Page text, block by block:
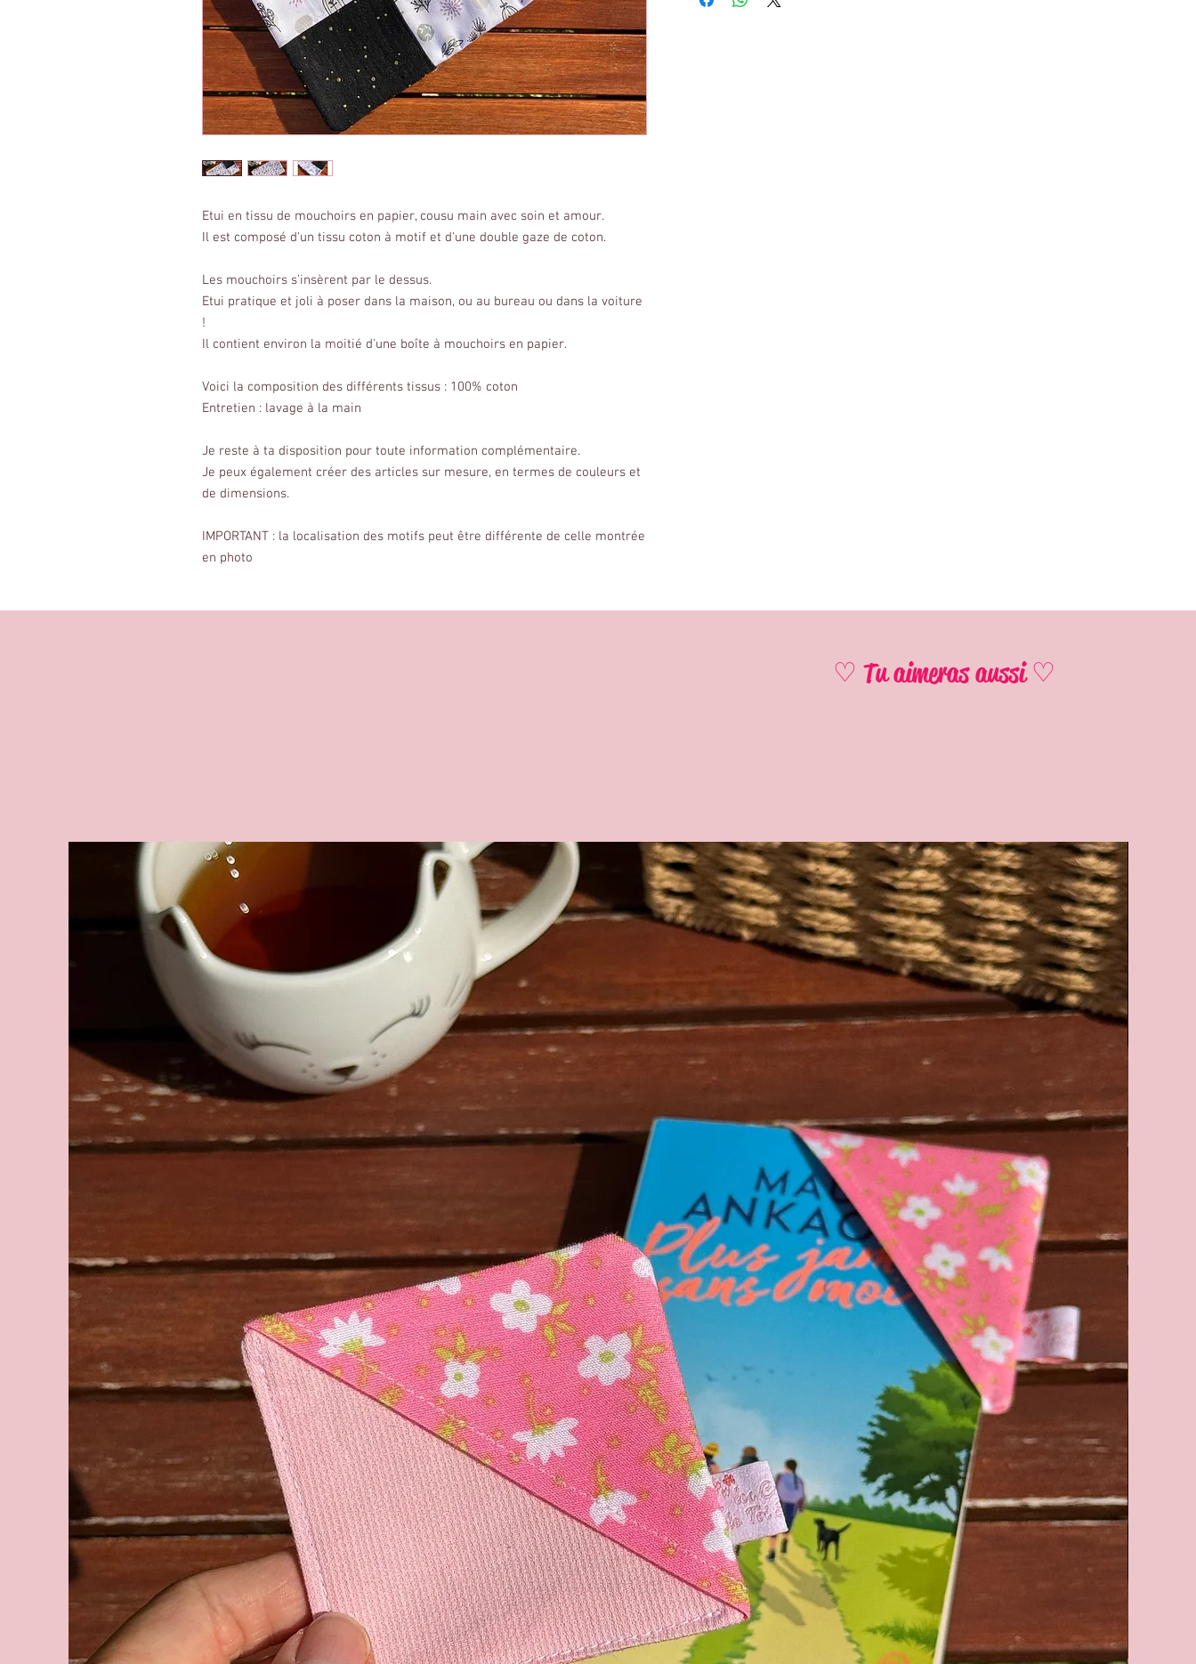
Etui en tissu de mouchoirs en papier, cousu main avec soin et amour.
Il est composé d'un tissu coton à motif et d'une double gaze de coton.
Les mouchoirs s'insèrent par le dessus.
Etui pratique et joli à poser dans la maison, ou au bureau ou dans la voiture
!
Il contient environ la moitié d'une boîte à mouchoirs en papier.
Voici la composition des différents tissus : 100% coton
Entretien : lavage à la main
Je reste à ta disposition pour toute information complémentaire.
Je peux également créer des articles sur mesure, en termes de couleurs et
de dimensions.
IMPORTANT : la localisation des motifs peut être différente de celle montrée
en photo
♡ Tu aimeras aussi ♡